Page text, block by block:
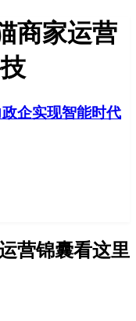
商家运营
营锦囊看这里